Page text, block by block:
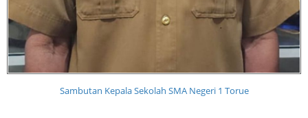
Sambutan Kepala Sekolah SMA Negeri 1 Torue